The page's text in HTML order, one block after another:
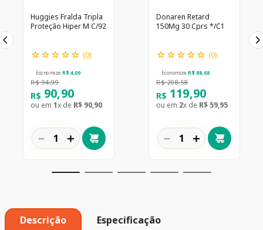
Huggies Fralda Tripla
Proteção Hiper M C/92
☆☆☆☆☆ (0)
Economize R$ 4,09
R$ 94,99
R$ 90,90
ou em 1x de R$ 90,90
＋
－
Donaren Retard
150Mg 30 Cprs */C1
☆☆☆☆☆ (0)
Economize R$ 88,68
R$ 208,58
R$ 119,90
ou em 2x de R$ 59,95
＋
－
Descrição Especificação